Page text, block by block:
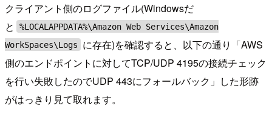
クライアント側のログファイル(Windowsだ
と
%LOCALAPPDATA%\Amazon Web Services\Amazon
WorkSpaces\Logs
に存在)を確認すると、以下の通り「AWS
側のエンドポイントに対してTCP/UDP 4195の接続チェック
を行い失敗したのでUDP 443にフォールバック」した形跡
がはっきり見て取れます。